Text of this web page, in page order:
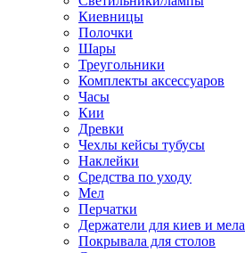
Киевницы
Полочки
Шары
Треугольники
Комплекты аксессуаров
Часы
Кии
Древки
Чехлы кейсы тубусы
Наклейки
Средства по уходу
Мел
Перчатки
Держатели для киев и мела
Покрывала для столов